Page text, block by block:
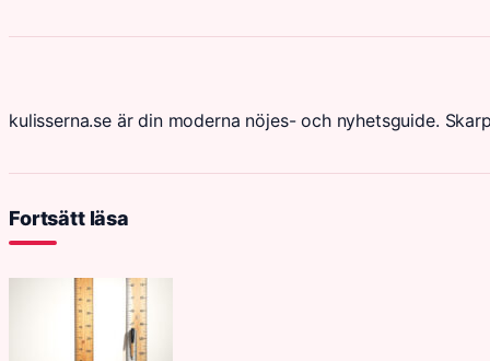
kulisserna.se är din moderna nöjes- och nyhetsguide.
Fortsätt läsa